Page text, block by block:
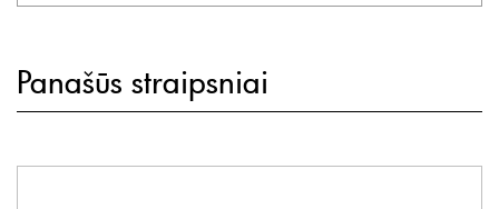
Panašūs straipsniai